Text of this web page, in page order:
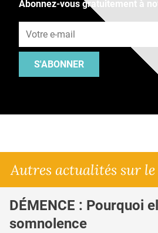
Abonnez-vous gratuitement à
S'ABONNER
Autres actualités sur le
DÉMENCE : Pourquoi
somnolence